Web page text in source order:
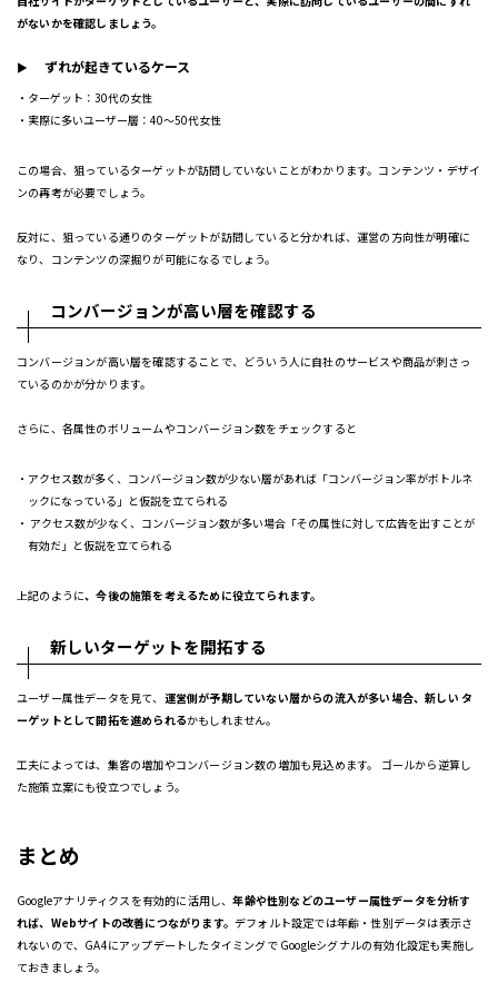
がないかを確認しましょう。
ずれが起きているケース
ターゲット：30代の女性
実際に多いユーザー層：40〜50代女性
この場合、狙っているターゲットが訪問していないことがわかります。コンテンツ・デザイ
ンの再考が必要でしょう。
反対に、狙っている通りのターゲットが訪問していると分かれば、運営の方向性が明確に
なり、コンテンツの深掘りが可能になるでしょう。
コンバージョンが高い層を確認する
コンバージョンが高い層を確認することで、どういう人に自社のサービスや商品が刺さっ
ているのかが分かります。
さらに、各属性のボリュームやコンバージョン数をチェックすると
アクセス数が多く、コンバージョン数が少ない層があれば「コンバージョン率がボトルネ
ックになっている」と仮説を立てられる
アクセス数が少なく、コンバージョン数が多い場合「その属性に対して広告を出すことが
有効だ」と仮説を立てられる
上記のように、今後の施策を考えるために役立てられます。
新しいターゲットを開拓する
ユーザー属性データを見て、 運営側が予期していない層からの流入が多い場合、新しい タ
ーゲットとして開拓を進められるかもしれません。
工夫によっては、集客の増加やコンバージョン数の増加も見込めます。 ゴールから逆算し
た施策立案にも役立つでしょう。
まとめ
Googleアナリティクスを有効的に活用し、年齢や性別などのユーザー属性データを分析す
れば、Webサイトの改善につながります。 デフォルト設定では年齢・性別データは表示さ
れないので、GA4にアップデートしたタイミングで Googleシグナルの有効化設定も実施し
ておきましょう。